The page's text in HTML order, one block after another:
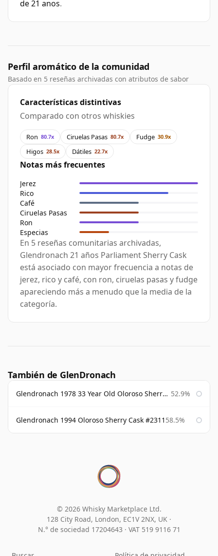
de 21 anos.
Perfil aromático de la comunidad
Basado en 5 reseñas archivadas con atributos de sabor
Características distintivas
Comparado con otros whiskies
Ron 80.7x Ciruelas Pasas 80.7x Fudge 30.9x
Higos 28.5x Dátiles 22.7x
Notas más frecuentes
Jerez
Rico
Café
Ciruelas Pasas
Ron
Especias
En 5 reseñas comunitarias archivadas,
Glendronach 21 años Parliament Sherry Cask
está asociado con mayor frecuencia a notas de
jerez, rico y café, con ron, ciruelas pasas y fudge
apareciendo más a menudo que la media de la
categoría.
También de GlenDronach
Glendronach 1978 33 Year Old Oloroso Sherry Cask #1068 52.9%
Glendronach 1994 Oloroso Sherry Cask #2311 58.5%
© 2026 Whisky Marketplace Ltd.
128 City Road, London, EC1V 2NX, UK ·
N.° de sociedad 17204643 · VAT 519 9116 71